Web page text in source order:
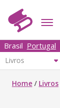
Brasil Portugal
Home / Livros